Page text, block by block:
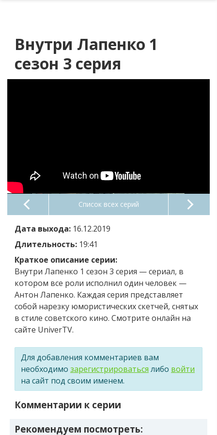
Внутри Лапенко 1
сезон 3 серия
Список всех серий
Дата выхода: 16.12.2019
Длительность: 19:41
Краткое описание серии:
Внутри Лапенко 1 сезон 3 серия — сериал, в
котором все роли исполнил один человек —
Антон Лапенко. Каждая серия представляет
собой нарезку юмористических скетчей, снятых
в стиле советского кино. Смотрите онлайн на
сайте UniverTV.
Для добавления комментариев вам
необходимо зарегистрироваться либо войти
на сайт под своим именем.
Комментарии к серии
Рекомендуем посмотреть: